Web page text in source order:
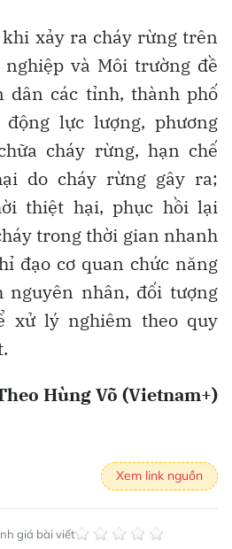
xảy ra cháy rừng trên
và Môi trường đề
dân các tỉnh, thành phố
lực lượng, phương
cháy rừng, hạn chế
do cháy rừng gây ra;
thiệt hại, phục hồi lại
trong thời gian nhanh
đạo cơ quan chức năng
nguyên nhân, đối tượng
xử lý nghiêm theo quy
Hùng Võ (Vietnam+)
Xem link nguồn
giá bài viết